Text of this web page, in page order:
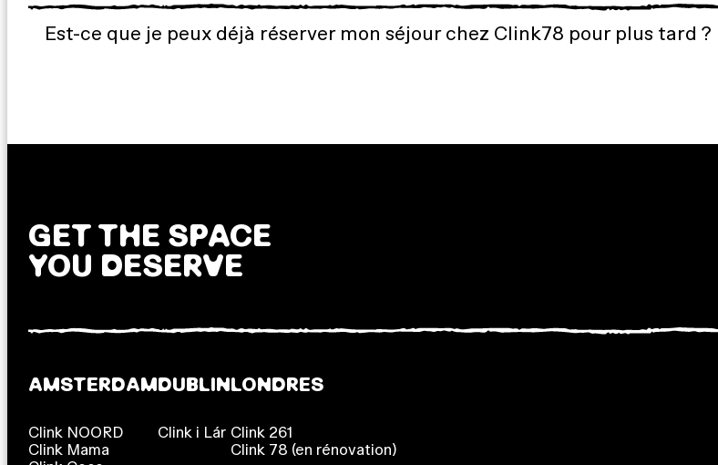
Est-ce que je peux déjà réserver mon séjour chez Clink78 pour plus tard ?
GET THE SPACE
YOU DESERVE
AMSTERDAM
Clink NOORD
Clink Mama
DUBLIN
Clink i Lár
LONDRES
Clink 261
Clink 78 (en rénovation)